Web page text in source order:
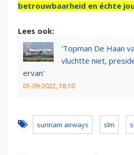
betrouwbaarheid en échte
Lees ook:
'Topman De Haan
vluchtte niet,
ervan'
01-09-2022, 18:10
surinam airways slm